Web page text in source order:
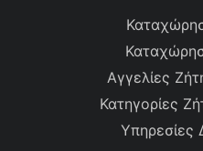
Αγγελίες
Κατηγορίες
Υπηρεσίες